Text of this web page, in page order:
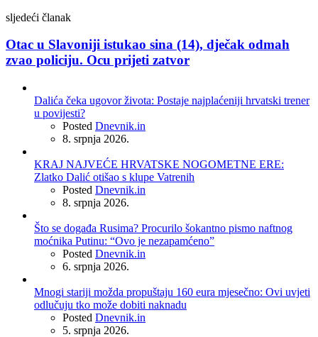
sljedeći članak
Otac u Slavoniji istukao sina (14), dječak odmah
zvao policiju. Ocu prijeti zatvor
Dalića čeka ugovor života: Postaje najplaćeniji hrvatski trener
u povijesti?
Posted Dnevnik.in
8. srpnja 2026.
KRAJ NAJVEĆE HRVATSKE NOGOMETNE ERE:
Zlatko Dalić otišao s klupe Vatrenih
Posted Dnevnik.in
8. srpnja 2026.
Što se događa Rusima? Procurilo šokantno pismo naftnog
moćnika Putinu: “Ovo je nezapamćeno”
Posted Dnevnik.in
6. srpnja 2026.
Mnogi stariji možda propuštaju 160 eura mjesečno: Ovi uvjeti
odlučuju tko može dobiti naknadu
Posted Dnevnik.in
5. srpnja 2026.